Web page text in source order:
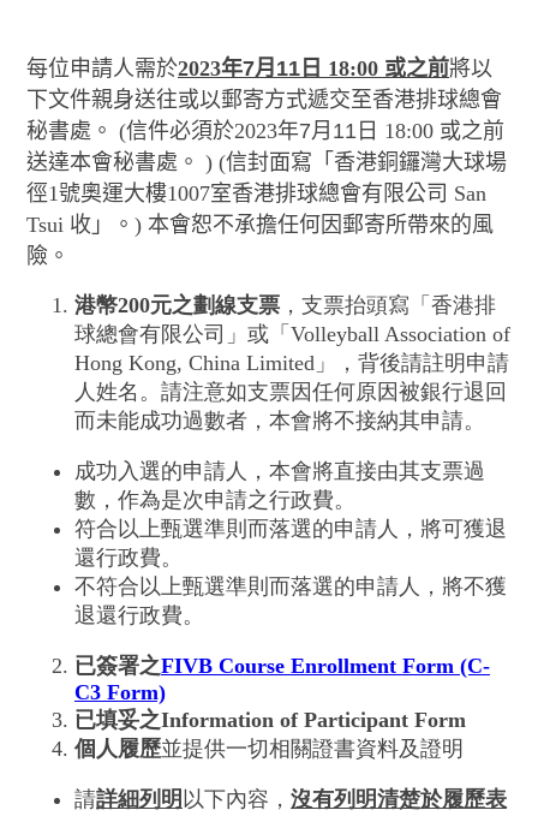
每位申請人需於2023年7月 11 日 18:00 或之前將以
下文件親身送往或以郵寄方式遞交至香港排球總會
秘書處。 (信件必須於2023年7月 11 日 18:00 或之前
送達本會秘書處。 ) (信封面寫「香港銅鑼灣大球場
徑1號奧運大樓1007室香港排球總會有限公司 San
Tsui 收」。 ) 本會恕不承擔任何因郵寄所帶來的風
險。
港幣200元之劃線支票 ，支票抬頭寫「香港排
球總會有限公司」或「Volleyball Association of
Hong Kong, China Limited」，背後請註明申請
人姓名。 請注意如支票因任何原因被銀行退回
而未能成功過數者，本會將不接納其申請。
成功入選的申請人，本會將直接由其支票過
數，作為是次申請之行政費。
符合以上甄選準則而落選的申請人，將可獲退
還行政費。
不符合以上甄選準則而落選的申請人，將不獲
退還行政費。
已簽署之FIVB Course Enrollment Form (C-
C3 Form)
已填妥之Information of Participant Form
個人履歷並提供一切相關證書資料及證明
請詳細列明 以下內容， 沒有列明清楚於履歷表